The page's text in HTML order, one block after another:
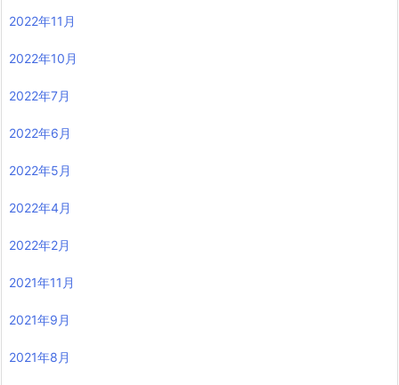
2022年11月
2022年10月
2022年7月
2022年6月
2022年5月
2022年4月
2022年2月
2021年11月
2021年9月
2021年8月